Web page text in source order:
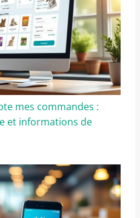
mes commandes :
et informations de